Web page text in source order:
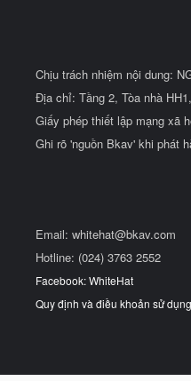
Chịu trách nhiệm nội dung:
Địa chỉ: Tầng 2, Tòa nhà
Giấy phép thiết lập mạng xã
Ghi rõ 'nguồn Bkav' khi phát
Email: whitehat@bkav.com
Hotline: (024) 3763 2552
Facebook: WhiteHat
Quy định và điều khoản sử dụng